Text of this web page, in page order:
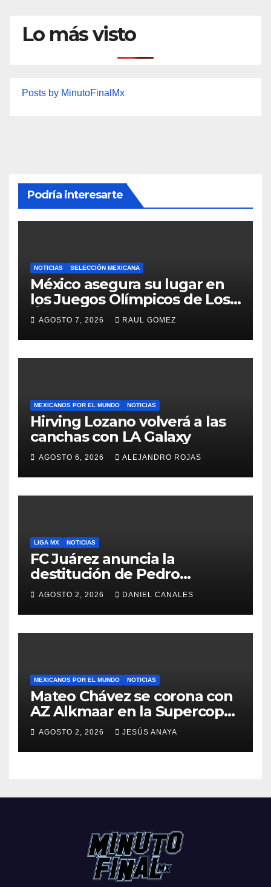
Lo más visto
Posts by MinutoFinalMx
Podría interesarte
NOTICIAS SELECCIÓN MEXICANA
México asegura su lugar en
los Juegos Olímpicos de Los
Ángeles 2028
AGOSTO 7, 2026 RAUL GOMEZ
MEXICANOS POR EL MUNDO NOTICIAS
Hirving Lozano volverá a las
canchas con LA Galaxy
AGOSTO 6, 2026 ALEJANDRO ROJAS
LIGA MX NOTICIAS
FC Juárez anuncia la
destitución de Pedro
Caixinha
AGOSTO 2, 2026 DANIEL CANALES
MEXICANOS POR EL MUNDO NOTICIAS
Mateo Chávez se corona con
AZ Alkmaar en la Supercopa
de Países Bajos
AGOSTO 2, 2026 JESÚS ANAYA